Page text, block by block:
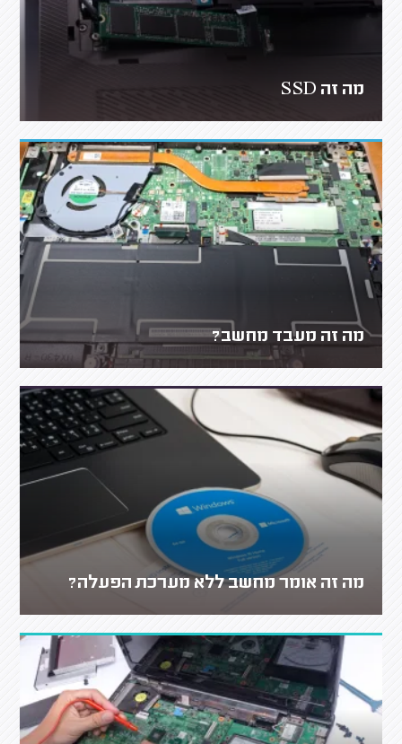
מה זה SSD
מה זה מעבד מחשב?
מה זה אומר מחשב ללא מערכת הפעלה?